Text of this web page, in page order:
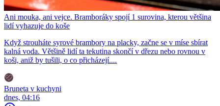
Ani mouka, ani vejce. Bramboráky spojí 1 surovina, kterou většina
lidí vyhazuje do koše
Když strouháte syrové brambory na placky, začne se v míse sbírat
kalná voda. Většině lidí ta tekutina skončí v dřezu nebo rovnou v
koši, aniž by tušili, o co přicházejí....
Bruneta v kuchyni
dnes, 04:16